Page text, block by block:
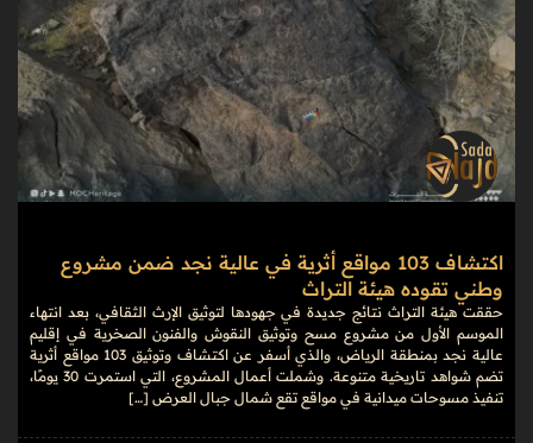
اكتشاف 103 مواقع أثرية في عالية نجد ضمن مشروع
وطني تقوده هيئة التراث
حققت هيئة التراث نتائج جديدة في جهودها لتوثيق الإرث الثقافي، بعد انتهاء
الموسم الأول من مشروع مسح وتوثيق النقوش والفنون الصخرية في إقليم
عالية نجد بمنطقة الرياض، والذي أسفر عن اكتشاف وتوثيق 103 مواقع أثرية
تضم شواهد تاريخية متنوعة. وشملت أعمال المشروع، التي استمرت 30 يومًا،
تنفيذ مسوحات ميدانية في مواقع تقع شمال جبال العرض […]